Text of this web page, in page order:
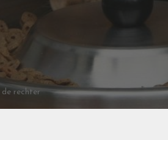
de rechter